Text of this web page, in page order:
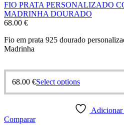
FIO PRATA PERSONALIZADO
MADRINHA DOURADO
68.00 €
Fio em prata 925 dourado
Madrinha
68.00 €Select options
Comparar